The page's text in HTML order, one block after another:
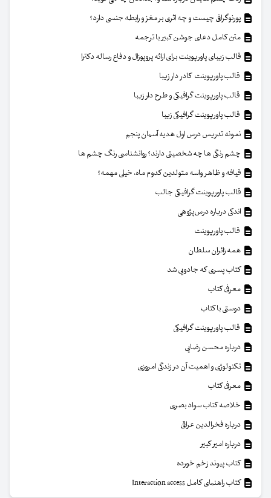
پورنوگرافی چیست و چه اثری بر مغز و رابطه جنسی دارد؟
متن کامل دعای جوشن کبیر با ترجمه
قالب زیبای پاورپوینت برای ارائه پروپوزال و دفاع رساله دکترا
قالب پاورپوینت کادر دار زیبا
قالب پاورپوینت گرافیکی و طرح دار زیبا
قالب پاورپوینت گرافیکی زیبا
نمونه تدریس درس اول هدیه آسمان پنجم
چشم رنگی ها چه شخصیتی دارند؟ روانشناسی رنگ چشم ها
قیافه و ظاهر واسه متولدین کدوم ماه، خیلی مهمه؟
قالب پاورپوینت گرافیکی جالب
اندکی درباره درس‌پژوهی
قالب پاورپوینت
همه زائران سلطان
کتاب پسری که جادویی شد
معرفی کتاب
دوستی با کتاب
قالب پاورپوینت گرافیکی
درباره محسن رضایی
تکنولوژی و اهمیت آن در زندگی امروزی
معرفی کتاب
خلاصه کتاب سواد بصری
درباره فخرالدین عراقی
درباره امیر کبیر
کتاب پیوند زخم خورده
کتاب راهنمای کامل Interaction access